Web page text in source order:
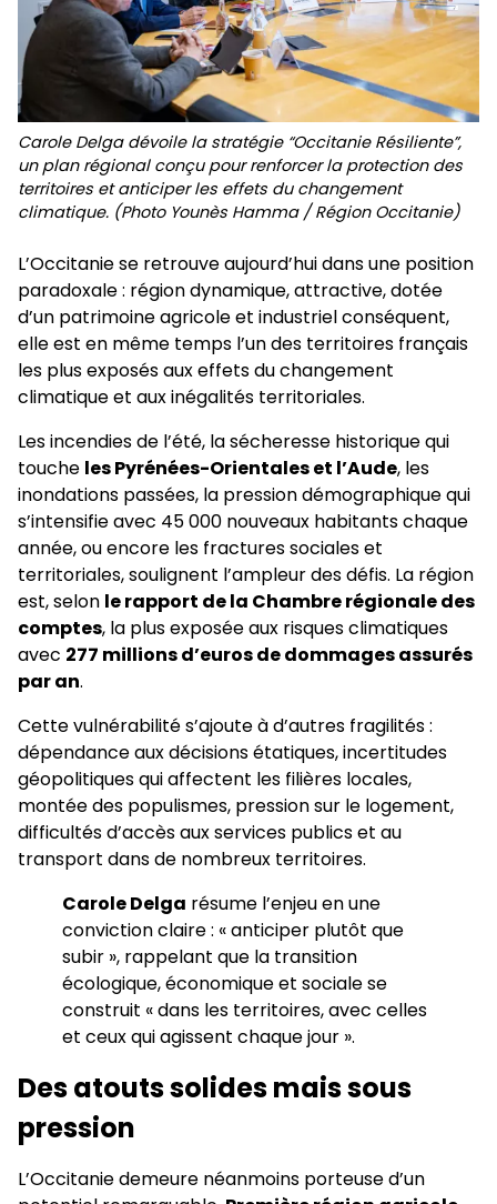
Carole Delga dévoile la stratégie “Occitanie Résiliente”,
un plan régional conçu pour renforcer la protection des
territoires et anticiper les effets du changement
climatique. (Photo Younès Hamma / Région Occitanie)
L’Occitanie se retrouve aujourd’hui dans une position
paradoxale : région dynamique, attractive, dotée
d’un patrimoine agricole et industriel conséquent,
elle est en même temps l’un des territoires français
les plus exposés aux effets du changement
climatique et aux inégalités territoriales.
Les incendies de l’été, la sécheresse historique qui
touche les Pyrénées-Orientales et l’Aude, les
inondations passées, la pression démographique qui
s’intensifie avec 45 000 nouveaux habitants chaque
année, ou encore les fractures sociales et
territoriales, soulignent l’ampleur des défis. La région
est, selon le rapport de la Chambre régionale des
comptes, la plus exposée aux risques climatiques
avec 277 millions d’euros de dommages assurés
par an.
Cette vulnérabilité s’ajoute à d’autres fragilités :
dépendance aux décisions étatiques, incertitudes
géopolitiques qui affectent les filières locales,
montée des populismes, pression sur le logement,
difficultés d’accès aux services publics et au
transport dans de nombreux territoires.
Carole Delga résume l’enjeu en une
conviction claire : « anticiper plutôt que
subir », rappelant que la transition
écologique, économique et sociale se
construit « dans les territoires, avec celles
et ceux qui agissent chaque jour ».
Des atouts solides mais sous
pression
L’Occitanie demeure néanmoins porteuse d’un